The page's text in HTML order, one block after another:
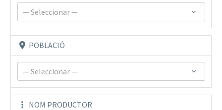
— Seleccionar —
POBLACIÓ
— Seleccionar —
NOM PRODUCTOR